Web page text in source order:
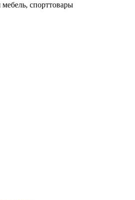
спорттовары